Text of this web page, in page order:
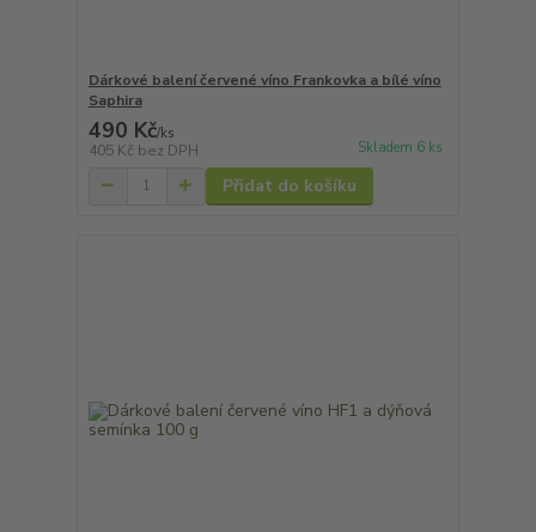
Dárkové balení červené víno Frankovka a bílé víno
Saphira
490 Kč/ks
405 Kč bez DPH Skladem 6 ks
Přidat do košíku